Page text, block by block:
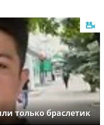
только браслетик